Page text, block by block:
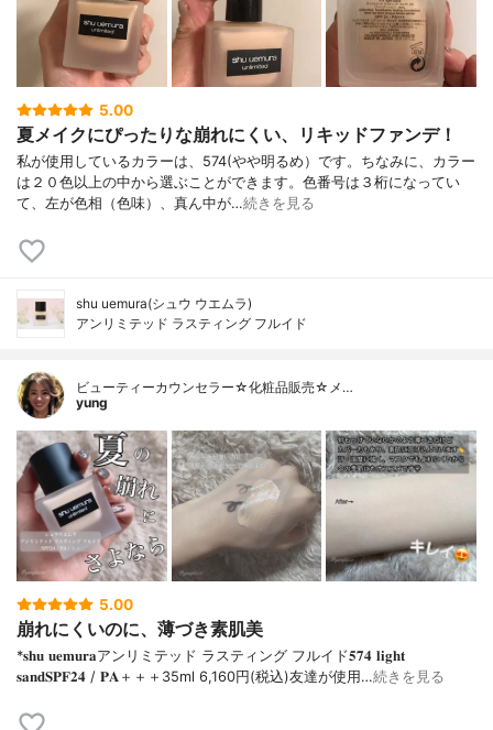
5.00
夏メイクにぴったりな崩れにくい、リキッドファンデ！
私が使用しているカラーは、574(やや明るめ）です。ちなみに、カラー
は２０色以上の中から選ぶことができます。色番号は３桁になってい
て、左が色相（色味）、真ん中が…続きを見る
shu uemura(シュウ ウエムラ)
アンリミテッド ラスティング フルイド
ビューティーカウンセラー☆化粧品販売☆メ…
yung
5.00
崩れにくいのに、薄づき素肌美
*𝐬𝐡𝐮 𝐮𝐞𝐦𝐮𝐫𝐚アンリミテッド ラスティング フルイド𝟓𝟕𝟒 𝐥𝐢𝐠𝐡𝐭
𝐬𝐚𝐧𝐝𝐒𝐏𝐅𝟐𝟒 / 𝐏𝐀＋＋＋⁡35ml 6,160円(税込)⁡友達が使用…続きを見る